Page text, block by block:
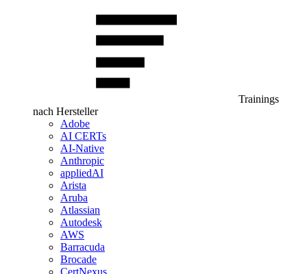
Trainings
nach Hersteller
Adobe
AI CERTs
AI-Native
Anthropic
appliedAI
Arista
Aruba
Atlassian
Autodesk
AWS
Barracuda
Brocade
CertNexus